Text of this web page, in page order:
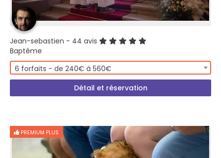
Jean-sebastien - 44 avis
Baptême
6 forfaits - de 240€ à 560€
Détail et réservation
PREMIUM PLUS